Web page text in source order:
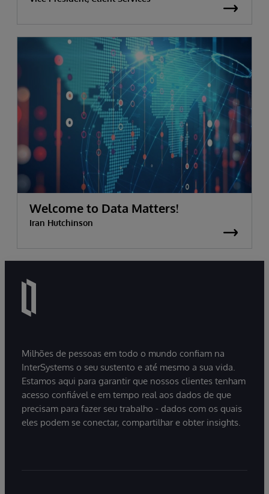
Welcome to Data Matters!
Iran Hutchinson
Milhões de pessoas em todo o mundo confiam na
InterSystems o seu sustento e até mesmo a sua vida.
Estamos aqui para garantir que nossos clientes tenham
acesso confiável e em tempo real aos dados de que
precisam para fazer seu trabalho - dados com os quais
eles podem se conectar, compartilhar e obter insights.